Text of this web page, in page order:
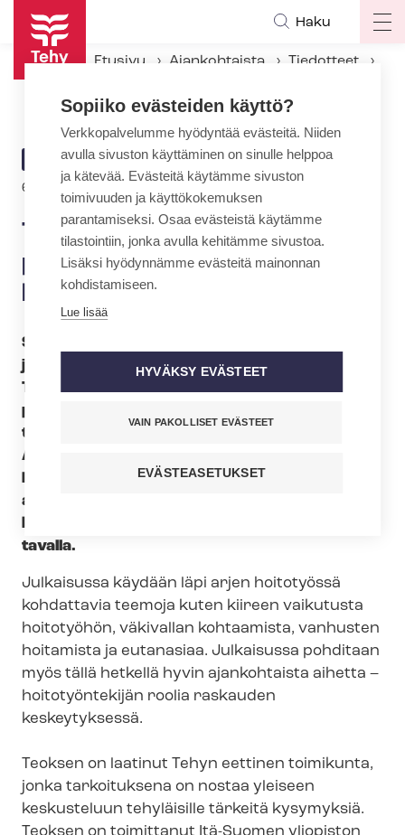
Hyppää
pääsisältöön
Haku
Etusivu Ajankohtaista
Tiedotteet
ARTIKKELIN
KATEGORIA
TIEDOTE
6.3.2013 | 22:00
Tehyn julkaisussa eettistä
pohdintaa mm. raskauden
keskeytyksestä
Sosiaali- ja terveysalan ammattijärjestö Tehyn
julkaisussa ”Lähietiikan lähteillä –
Terveydenhuollon eettisten kysymysten
pohdintaa” pohditaan ajankohtaisia
terveydenhuollon eettisiä kysymyksiä.
Ammattilaisten eettistä toimintaa ohjaavat
lainsäädäntö, terveydenhuollon etiikka ja
ammattietiikka, mutta myös jokaisen omat
tavalla.
Julkaisussa käydään läpi arjen hoitotyössä
kohdattavia teemoja kuten kiireen vaikutusta
hoitotyöhön, väkivallan kohtaamista, vanhusten
hoitamista ja eutanasiaa. Julkaisussa pohditaan
myös tällä hetkellä hyvin ajankohtaista aihetta –
hoitotyöntekijän roolia raskauden
keskeytyksessä.
Teoksen on laatinut Tehyn eettinen toimikunta,
jonka tarkoituksena on nostaa yleiseen
keskusteluun tehyläisille tärkeitä kysymyksiä.
Teoksen on toimittanut Itä-Suomen yliopiston
Sopiiko evästeiden käyttö?
Verkkopalvelumme hyödyntää evästeitä. Niiden
avulla sivuston käyttäminen on sinulle helppoa
ja kätevää. Evästeitä käytämme sivuston
toimivuuden ja käyttökokemuksen
parantamiseksi. Osaa evästeistä käytämme
tilastointiin, jonka avulla kehitämme sivustoa.
Lisäksi hyödynnämme evästeitä mainonnan
kohdistamiseen.
Lue lisää
HYVÄKSY EVÄSTEET
VAIN PAKOLLISET EVÄSTEET
EVÄSTEASETUKSET